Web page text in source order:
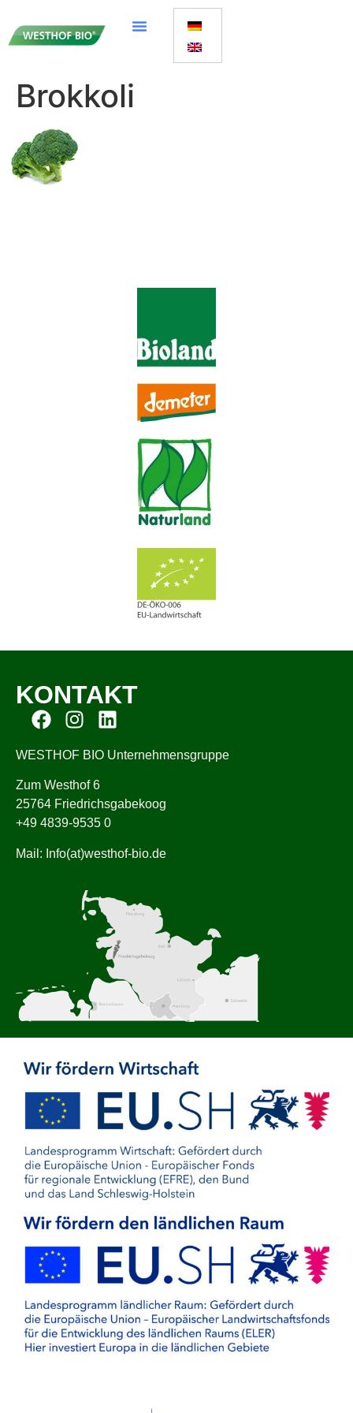
Brokkoli
KONTAKT
WESTHOF BIO Unternehmensgruppe
Zum Westhof 6
25764 Friedrichsgabekoog
+49 4839-9535 0
Mail: Info(at)westhof-bio.de